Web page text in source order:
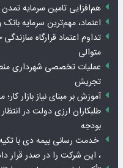
هم‌افزایی تامین سرمایه تمدن
اعتماد، مهم‌ترین سرمایه
تداوم اعتماد قرارگاه
متوالی
عملیات تخصصی شهرداری
تجریش
آموزش بر مبنای نیاز بازار
طلبکاران ارزی دولت در
بودجه
خدمت رسانی بیمه دی با
، این شرکت را در صدر قرار